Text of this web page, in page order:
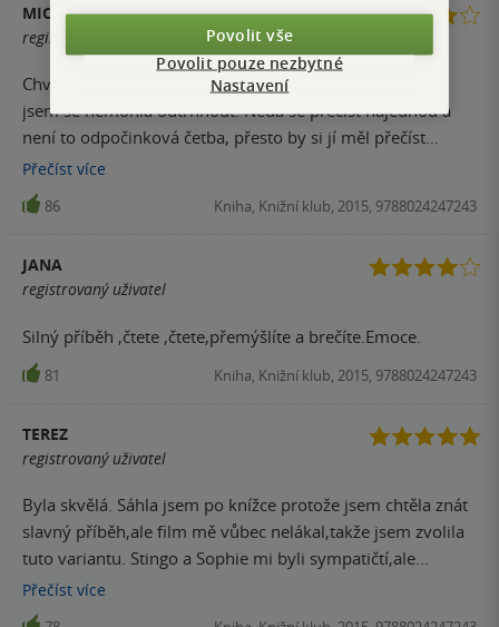
MICHAELA KOMÁRKOVÁ
registrovaný uživatel
Chvilku trvalo než jsem se do knihy začetla ale nakonec
jsem se nemohla odtrhnout. Nedá se přečíst najednou a
není to odpočinková četba, přesto by si jí měl přečíst
každý.
Přečíst více
86 Kniha, Knižní klub, 2015, 9788024247243
JANA
registrovaný uživatel
Silný příběh ,čtete ,čtete,přemýšlíte a brečíte.Emoce.
81 Kniha, Knižní klub, 2015, 9788024247243
TEREZ
registrovaný uživatel
Byla skvělá. Sáhla jsem po knížce protože jsem chtěla znát
slavný příběh,ale film mě vůbec nelákal,takže jsem zvolila
tuto variantu. Stingo a Sophie mi byli sympatičtí,ale
Nathana jsem nesnášela čím dál víc, tím jak se postupně
odhaloval jeho skutečný charakter. V hlavě mi dodneška
Přečíst více
Povolit vše
Povolit pouze nezbytné
Nastavení